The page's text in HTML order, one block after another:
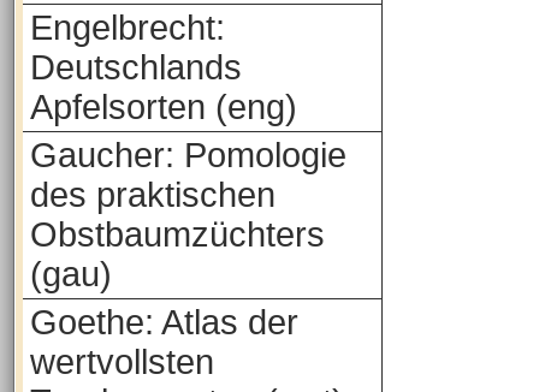
Engelbrecht:
Deutschlands
Apfelsorten (eng)
Gaucher: Pomologie
des praktischen
Obstbaumzüchters
(gau)
Goethe: Atlas der
wertvollsten